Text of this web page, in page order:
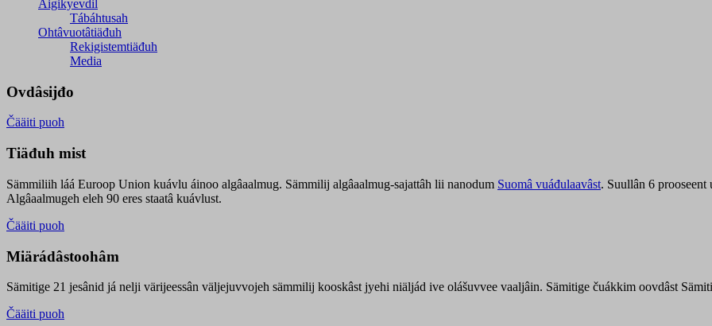
Äigikyevdil
Tábáhtusah
Ohtâvuotâtiäđuh
Rekigistemtiäđuh
Media
Ovdâsijđo
Čääiti puoh
Tiäđuh mist
Sämmiliih láá Euroop Union kuávlu áinoo algâaalmug. Sämmilij algâaalmug-sajattâh lii nanodum Suomâ vuáđulaavâst. Suullân 6
Algâaalmugeh eleh 90 eres staatâ kuávlust.
Čääiti puoh
Miärádâstoohâm
Sämitige 21 jesânid já nelji värijeessân väljejuvvojeh sämmilij kooskâst jyehi niäljád ive olášuvvee vaaljâin. Sämitige čuákkim oovdâst
Čääiti puoh